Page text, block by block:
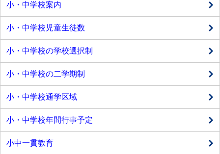
小・中学校案内
小・中学校児童生徒数
小・中学校の学校選択制
小・中学校の二学期制
小・中学校通学区域
小・中学校年間行事予定
小中一貫教育